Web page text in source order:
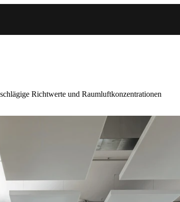
Richtwerte und Raumluftkonzentrationen